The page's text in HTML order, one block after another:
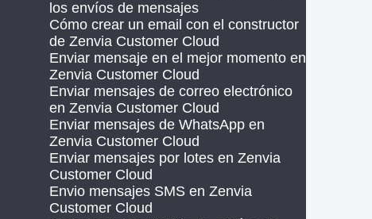
los envíos de mensajes
Cómo crear un email con el constructor
de Zenvia Customer Cloud
Enviar mensaje en el mejor momento en
Zenvia Customer Cloud
Enviar mensajes de correo electrónico
en Zenvia Customer Cloud
Enviar mensajes de WhatsApp en
Zenvia Customer Cloud
Enviar mensajes por lotes en Zenvia
Customer Cloud
Envio mensajes SMS en Zenvia
Customer Cloud